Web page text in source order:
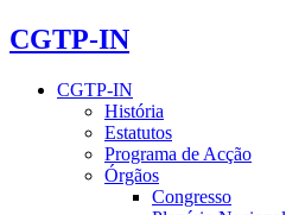
CGTP-IN
CGTP-IN
História
Estatutos
Programa de Acção
Órgãos
Congresso